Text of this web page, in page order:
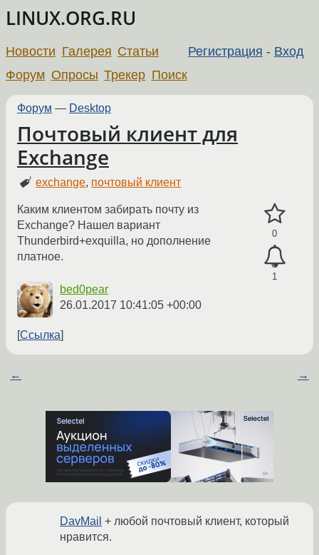
LINUX.ORG.RU
Регистрация - Вход
Новости Галерея Статьи
Форум Опросы Трекер Поиск
Форум — Desktop
Почтовый клиент для
Exchange
exchange, почтовый клиент
0
1
Каким клиентом забирать почту из
Exchange? Нашел вариант
Thunderbird+exquilla, но дополнение
платное.
bed0pear
26.01.2017 10:41:05 +00:00
Ссылка
← →
DavMail + любой почтовый клиент, который
нравится.